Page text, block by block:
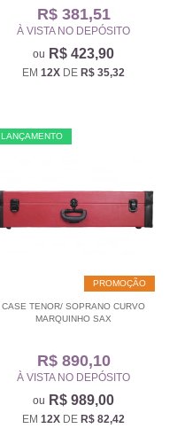
R$ 381,51
À VISTA NO DEPÓSITO
R$ 423,90
EM 12X DE R$ 35,32
PROMOÇÃO
LANÇAMENTO
CASE TENOR/ SOPRANO CURVO
MARQUINHO SAX
R$ 890,10
À VISTA NO DEPÓSITO
R$ 989,00
EM 12X DE R$ 82,42